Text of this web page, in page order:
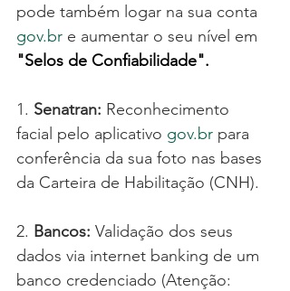
pode também logar na sua conta
gov.br e aumentar o seu nível em
"Selos de Confiabilidade".
1. Senatran: Reconhecimento
facial pelo aplicativo gov.br para
conferência da sua foto nas bases
da Carteira de Habilitação (CNH).
2. Bancos: Validação dos seus
dados via internet banking de um
banco credenciado (Atenção: